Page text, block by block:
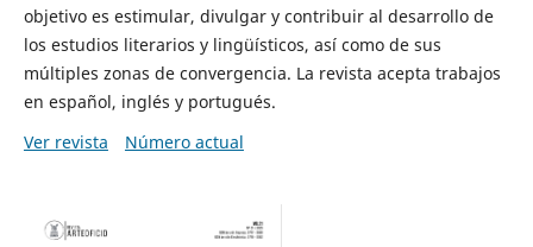
objetivo es estimular, divulgar y contribuir al desarrollo de
los estudios literarios y lingüísticos, así como de sus
múltiples zonas de convergencia. La revista acepta trabajos
en español, inglés y portugués.
Ver revista
Número actual